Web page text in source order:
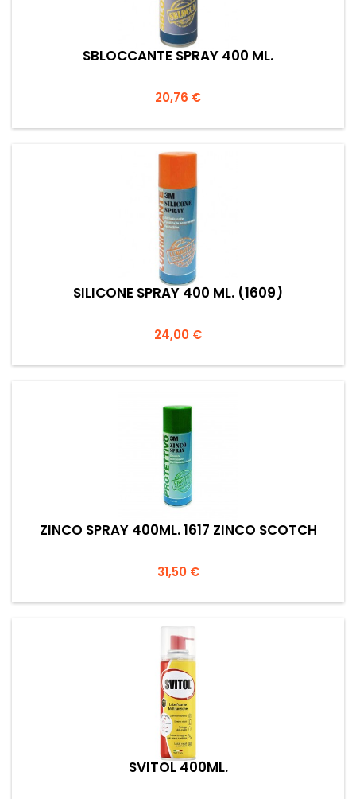
SBLOCCANTE SPRAY 400 ML.
Prezzo
20,76 €
SILICONE SPRAY 400 ML. (1609)
Prezzo
24,00 €
ZINCO SPRAY 400ML. 1617 ZINCO SCOTCH
Prezzo
31,50 €
SVITOL 400ML.